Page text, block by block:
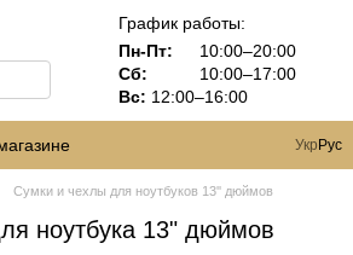
График работы:
Пн-Пт:
10:00–20:00
Сб:
10:00–17:00
Вс: 12:00–16:00
Укр Рус
Сумки и чехлы для ноутбуков 13'' дюймов
ноутбука 13" дюймов